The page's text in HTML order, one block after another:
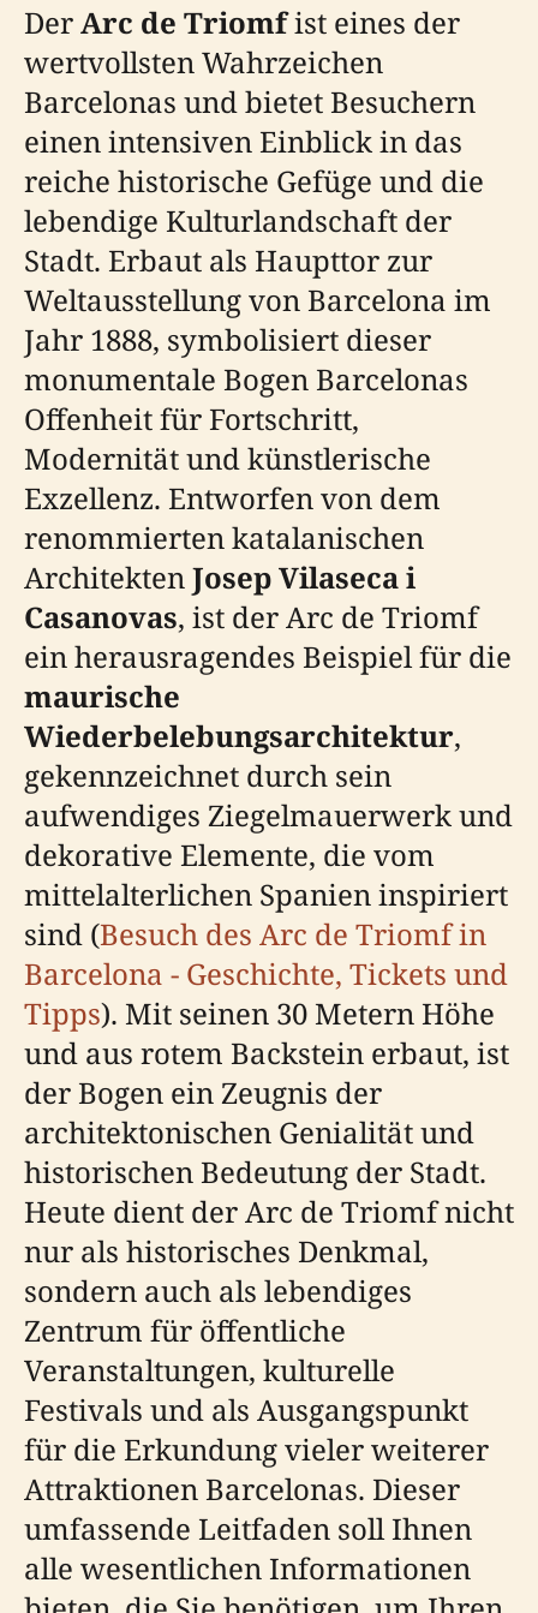
DerArc de Triomfist eines der
wertvollsten Wahrzeichen
Barcelonas und bietet Besuchern
einen intensiven Einblick in das
reiche historische Gefüge und die
lebendige Kulturlandschaft der
Stadt. Erbaut als Haupttor zur
Weltausstellung von Barcelona im
Jahr 1888, symbolisiert dieser
monumentale Bogen Barcelonas
Offenheit für Fortschritt,
Modernität und künstlerische
Exzellenz. Entworfen von dem
renommierten katalanischen
ArchitektenJosep Vilaseca i
Casanovas, ist der Arc de Triomf
ein herausragendes Beispiel für die
maurische
Wiederbelebungsarchitektur,
gekennzeichnet durch sein
aufwendiges Ziegelmauerwerk und
dekorative Elemente, die vom
mittelalterlichen Spanien inspiriert
sind (Besuch des Arc de Triomf in
Barcelona - Geschichte, Tickets und
Tipps). Mit seinen 30 Metern Höhe
und aus rotem Backstein erbaut, ist
der Bogen ein Zeugnis der
architektonischen Genialität und
historischen Bedeutung der Stadt.
Heute dient der Arc de Triomf nicht
nur als historisches Denkmal,
sondern auch als lebendiges
Zentrum für öffentliche
Veranstaltungen, kulturelle
Festivals und als Ausgangspunkt
für die Erkundung vieler weiterer
Attraktionen Barcelonas. Dieser
umfassende Leitfaden soll Ihnen
alle wesentlichen Informationen